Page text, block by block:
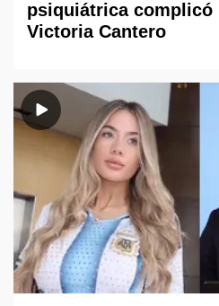
psiquiátrica complicó
Victoria Cantero